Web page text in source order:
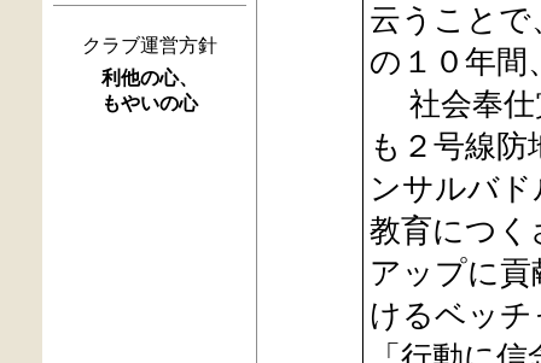
クラブ運営方針
利他の心、
もやいの心
云うことで
の１０年間
社会奉仕
も２号線
ンサルバ
教育につく
アップに
けるベッチ